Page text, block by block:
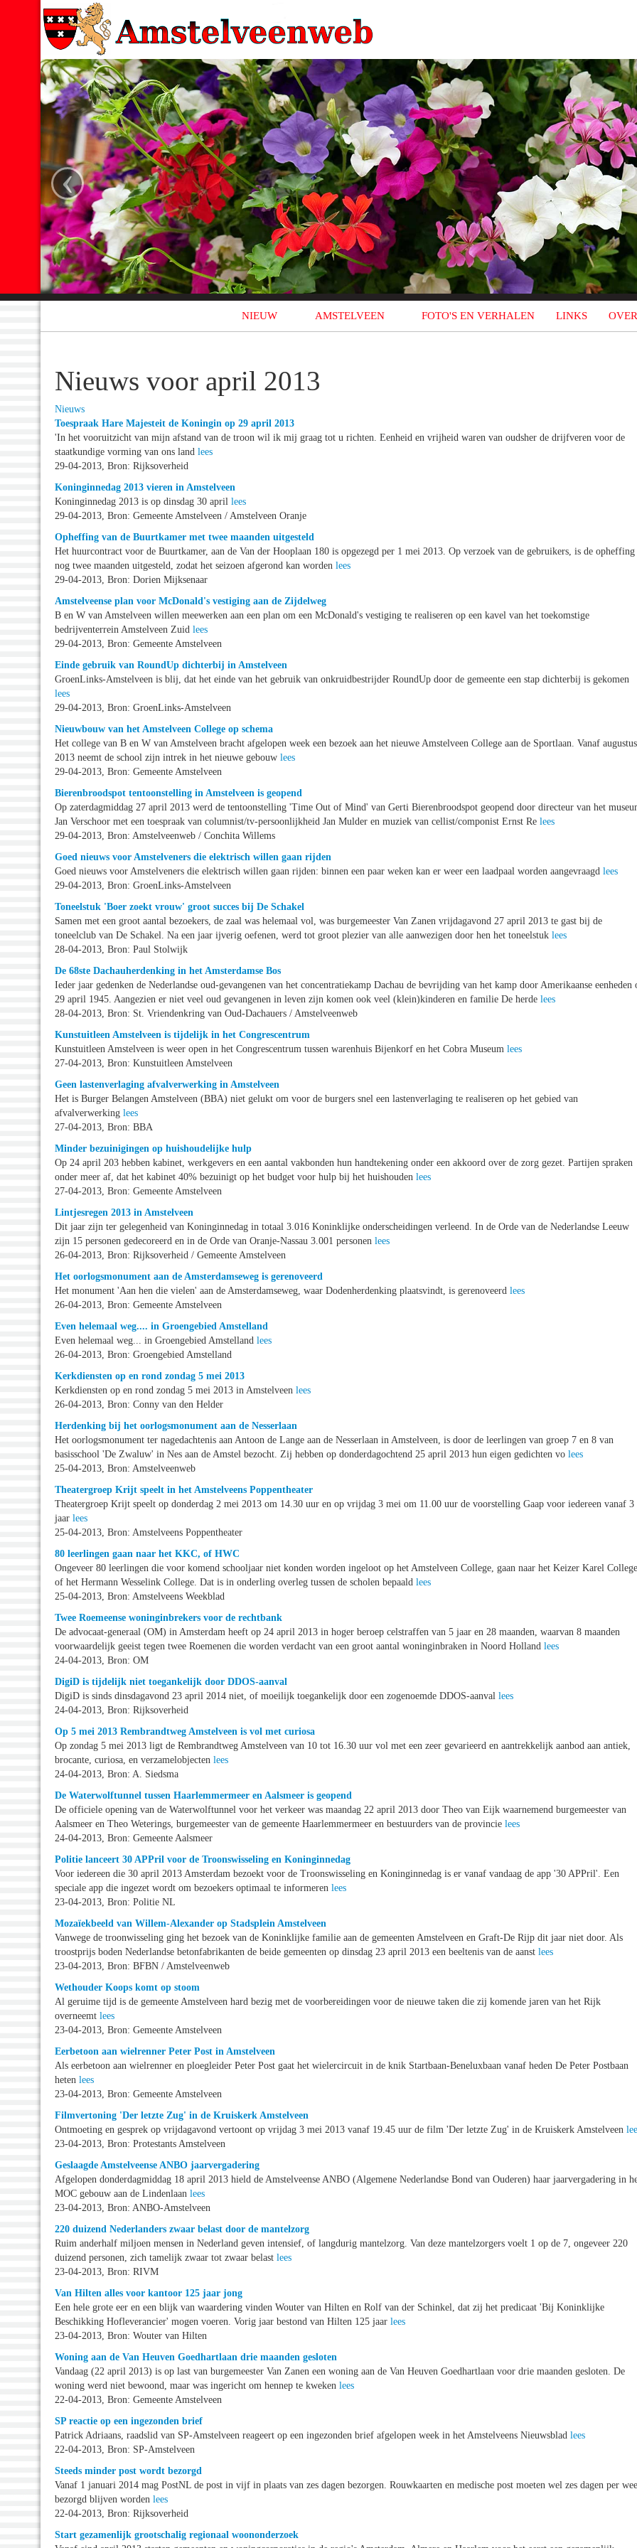
‹
NIEUW AMSTELVEEN FOTO'S EN VERHALEN LINKS
Nieuws voor april 2013
Nieuws
Toespraak Hare Majesteit de Koningin op 29 april 2013
'In het vooruitzicht van mijn afstand van de troon wil ik mij graag tot u richten. Eenheid en vrijheid waren van oudsher de drijfveren voor de
staatkundige vorming van ons land lees
29-04-2013, Bron: Rijksoverheid
Koninginnedag 2013 vieren in Amstelveen
Koninginnedag 2013 is op dinsdag 30 april lees
29-04-2013, Bron: Gemeente Amstelveen / Amstelveen Oranje
Opheffing van de Buurtkamer met twee maanden uitgesteld
Het huurcontract voor de Buurtkamer, aan de Van der Hooplaan 180 is opgezegd per 1 mei 2013. Op verzoek van de gebruikers, is de opheffing
nog twee maanden uitgesteld, zodat het seizoen afgerond kan worden lees
29-04-2013, Bron: Dorien Mijksenaar
Amstelveense plan voor McDonald's vestiging aan de Zijdelweg
B en W van Amstelveen willen meewerken aan een plan om een McDonald's vestiging te realiseren op een kavel van het toekomstige
bedrijventerrein Amstelveen Zuid lees
29-04-2013, Bron: Gemeente Amstelveen
Einde gebruik van RoundUp dichterbij in Amstelveen
GroenLinks-Amstelveen is blij, dat het einde van het gebruik van onkruidbestrijder RoundUp door de gemeente een stap dichterbij is gekomen
lees
29-04-2013, Bron: GroenLinks-Amstelveen
Nieuwbouw van het Amstelveen College op schema
Het college van B en W van Amstelveen bracht afgelopen week een bezoek aan het nieuwe Amstelveen College aan de Sportlaan. Vanaf augustus
2013 neemt de school zijn intrek in het nieuwe gebouw lees
29-04-2013, Bron: Gemeente Amstelveen
Bierenbroodspot tentoonstelling in Amstelveen is geopend
Op zaterdagmiddag 27 april 2013 werd de tentoonstelling 'Time Out of Mind' van Gerti Bierenbroodspot geopend door directeur van het
Jan Verschoor met een toespraak van columnist/tv-persoonlijkheid Jan Mulder en muziek van cellist/componist Ernst Re lees
29-04-2013, Bron: Amstelveenweb / Conchita Willems
Goed nieuws voor Amstelveners die elektrisch willen gaan rijden
Goed nieuws voor Amstelveners die elektrisch willen gaan rijden: binnen een paar weken kan er weer een laadpaal worden aangevraagd lees
29-04-2013, Bron: GroenLinks-Amstelveen
Toneelstuk 'Boer zoekt vrouw' groot succes bij De Schakel
Samen met een groot aantal bezoekers, de zaal was helemaal vol, was burgemeester Van Zanen vrijdagavond 27 april 2013 te gast bij de
toneelclub van De Schakel. Na een jaar ijverig oefenen, werd tot groot plezier van alle aanwezigen door hen het toneelstuk lees
28-04-2013, Bron: Paul Stolwijk
De 68ste Dachauherdenking in het Amsterdamse Bos
Ieder jaar gedenken de Nederlandse oud-gevangenen van het concentratiekamp Dachau de bevrijding van het kamp door Amerikaanse eenheden
29 april 1945. Aangezien er niet veel oud gevangenen in leven zijn komen ook veel (klein)kinderen en familie De herde lees
28-04-2013, Bron: St. Vriendenkring van Oud-Dachauers / Amstelveenweb
Kunstuitleen Amstelveen is tijdelijk in het Congrescentrum
Kunstuitleen Amstelveen is weer open in het Congrescentrum tussen warenhuis Bijenkorf en het Cobra Museum lees
27-04-2013, Bron: Kunstuitleen Amstelveen
Geen lastenverlaging afvalverwerking in Amstelveen
Het is Burger Belangen Amstelveen (BBA) niet gelukt om voor de burgers snel een lastenverlaging te realiseren op het gebied van
afvalverwerking lees
27-04-2013, Bron: BBA
Minder bezuinigingen op huishoudelijke hulp
Op 24 april 203 hebben kabinet, werkgevers en een aantal vakbonden hun handtekening onder een akkoord over de zorg gezet. Partijen spraken
onder meer af, dat het kabinet 40% bezuinigt op het budget voor hulp bij het huishouden lees
27-04-2013, Bron: Gemeente Amstelveen
Lintjesregen 2013 in Amstelveen
Dit jaar zijn ter gelegenheid van Koninginnedag in totaal 3.016 Koninklijke onderscheidingen verleend. In de Orde van de Nederlandse Leeuw
zijn 15 personen gedecoreerd en in de Orde van Oranje-Nassau 3.001 personen lees
26-04-2013, Bron: Rijksoverheid / Gemeente Amstelveen
Het oorlogsmonument aan de Amsterdamseweg is gerenoveerd
Het monument 'Aan hen die vielen' aan de Amsterdamseweg, waar Dodenherdenking plaatsvindt, is gerenoveerd lees
26-04-2013, Bron: Gemeente Amstelveen
Even helemaal weg.... in Groengebied Amstelland
Even helemaal weg... in Groengebied Amstelland lees
26-04-2013, Bron: Groengebied Amstelland
Kerkdiensten op en rond zondag 5 mei 2013
Kerkdiensten op en rond zondag 5 mei 2013 in Amstelveen lees
26-04-2013, Bron: Conny van den Helder
Herdenking bij het oorlogsmonument aan de Nesserlaan
Het oorlogsmonument ter nagedachtenis aan Antoon de Lange aan de Nesserlaan in Amstelveen, is door de leerlingen van groep 7 en 8 van
basisschool 'De Zwaluw' in Nes aan de Amstel bezocht. Zij hebben op donderdagochtend 25 april 2013 hun eigen gedichten vo lees
25-04-2013, Bron: Amstelveenweb
Theatergroep Krijt speelt in het Amstelveens Poppentheater
Theatergroep Krijt speelt op donderdag 2 mei 2013 om 14.30 uur en op vrijdag 3 mei om 11.00 uur de voorstelling Gaap voor iedereen vanaf 3
jaar lees
25-04-2013, Bron: Amstelveens Poppentheater
80 leerlingen gaan naar het KKC, of HWC
Ongeveer 80 leerlingen die voor komend schooljaar niet konden worden ingeloot op het Amstelveen College, gaan naar het Keizer Karel
of het Hermann Wesselink College. Dat is in onderling overleg tussen de scholen bepaald lees
25-04-2013, Bron: Amstelveens Weekblad
Twee Roemeense woninginbrekers voor de rechtbank
De advocaat-generaal (OM) in Amsterdam heeft op 24 april 2013 in hoger beroep celstraffen van 5 jaar en 28 maanden, waarvan 8 maanden
voorwaardelijk geeist tegen twee Roemenen die worden verdacht van een groot aantal woninginbraken in Noord Holland lees
24-04-2013, Bron: OM
DigiD is tijdelijk niet toegankelijk door DDOS-aanval
DigiD is sinds dinsdagavond 23 april 2014 niet, of moeilijk toegankelijk door een zogenoemde DDOS-aanval lees
24-04-2013, Bron: Rijksoverheid
Op 5 mei 2013 Rembrandtweg Amstelveen is vol met curiosa
Op zondag 5 mei 2013 ligt de Rembrandtweg Amstelveen van 10 tot 16.30 uur vol met een zeer gevarieerd en aantrekkelijk aanbod aan antiek,
brocante, curiosa, en verzamelobjecten lees
24-04-2013, Bron: A. Siedsma
De Waterwolftunnel tussen Haarlemmermeer en Aalsmeer is geopend
De officiele opening van de Waterwolftunnel voor het verkeer was maandag 22 april 2013 door Theo van Eijk waarnemend burgemeester van
Aalsmeer en Theo Weterings, burgemeester van de gemeente Haarlemmermeer en bestuurders van de provincie lees
24-04-2013, Bron: Gemeente Aalsmeer
Politie lanceert 30 APPril voor de Troonswisseling en Koninginnedag
Voor iedereen die 30 april 2013 Amsterdam bezoekt voor de Troonswisseling en Koninginnedag is er vanaf vandaag de app '30 APPril'. Een
speciale app die ingezet wordt om bezoekers optimaal te informeren lees
23-04-2013, Bron: Politie NL
Mozaïekbeeld van Willem-Alexander op Stadsplein Amstelveen
Vanwege de troonwisseling ging het bezoek van de Koninklijke familie aan de gemeenten Amstelveen en Graft-De Rijp dit jaar niet door. Als
troostprijs boden Nederlandse betonfabrikanten de beide gemeenten op dinsdag 23 april 2013 een beeltenis van de aanst lees
23-04-2013, Bron: BFBN / Amstelveenweb
Wethouder Koops komt op stoom
Al geruime tijd is de gemeente Amstelveen hard bezig met de voorbereidingen voor de nieuwe taken die zij komende jaren van het Rijk
overneemt lees
23-04-2013, Bron: Gemeente Amstelveen
Eerbetoon aan wielrenner Peter Post in Amstelveen
Als eerbetoon aan wielrenner en ploegleider Peter Post gaat het wielercircuit in de knik Startbaan-Beneluxbaan vanaf heden De Peter Postbaan
heten lees
23-04-2013, Bron: Gemeente Amstelveen
Filmvertoning 'Der letzte Zug' in de Kruiskerk Amstelveen
Ontmoeting en gesprek op vrijdagavond vertoont op vrijdag 3 mei 2013 vanaf 19.45 uur de film 'Der letzte Zug' in de Kruiskerk Amstelveen
23-04-2013, Bron: Protestants Amstelveen
Geslaagde Amstelveense ANBO jaarvergadering
Afgelopen donderdagmiddag 18 april 2013 hield de Amstelveense ANBO (Algemene Nederlandse Bond van Ouderen) haar jaarvergadering in
MOC gebouw aan de Lindenlaan lees
23-04-2013, Bron: ANBO-Amstelveen
220 duizend Nederlanders zwaar belast door de mantelzorg
Ruim anderhalf miljoen mensen in Nederland geven intensief, of langdurig mantelzorg. Van deze mantelzorgers voelt 1 op de 7, ongeveer 220
duizend personen, zich tamelijk zwaar tot zwaar belast lees
23-04-2013, Bron: RIVM
Van Hilten alles voor kantoor 125 jaar jong
Een hele grote eer en een blijk van waardering vinden Wouter van Hilten en Rolf van der Schinkel, dat zij het predicaat 'Bij Koninklijke
Beschikking Hofleverancier' mogen voeren. Vorig jaar bestond van Hilten 125 jaar lees
23-04-2013, Bron: Wouter van Hilten
Woning aan de Van Heuven Goedhartlaan drie maanden gesloten
Vandaag (22 april 2013) is op last van burgemeester Van Zanen een woning aan de Van Heuven Goedhartlaan voor drie maanden gesloten. De
woning werd niet bewoond, maar was ingericht om hennep te kweken lees
22-04-2013, Bron: Gemeente Amstelveen
SP reactie op een ingezonden brief
Patrick Adriaans, raadslid van SP-Amstelveen reageert op een ingezonden brief afgelopen week in het Amstelveens Nieuwsblad lees
22-04-2013, Bron: SP-Amstelveen
Steeds minder post wordt bezorgd
Vanaf 1 januari 2014 mag PostNL de post in vijf in plaats van zes dagen bezorgen. Rouwkaarten en medische post moeten wel zes dagen per
bezorgd blijven worden lees
22-04-2013, Bron: Rijksoverheid
Start gezamenlijk grootschalig regionaal woononderzoek